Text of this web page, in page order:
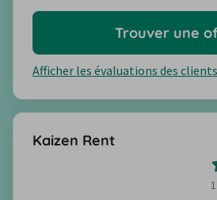
Afficher les évaluations des clients
Trouver une
Kaizen Rent